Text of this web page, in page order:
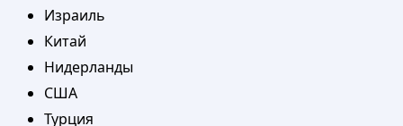
Израиль
Китай
Нидерланды
США
Турция